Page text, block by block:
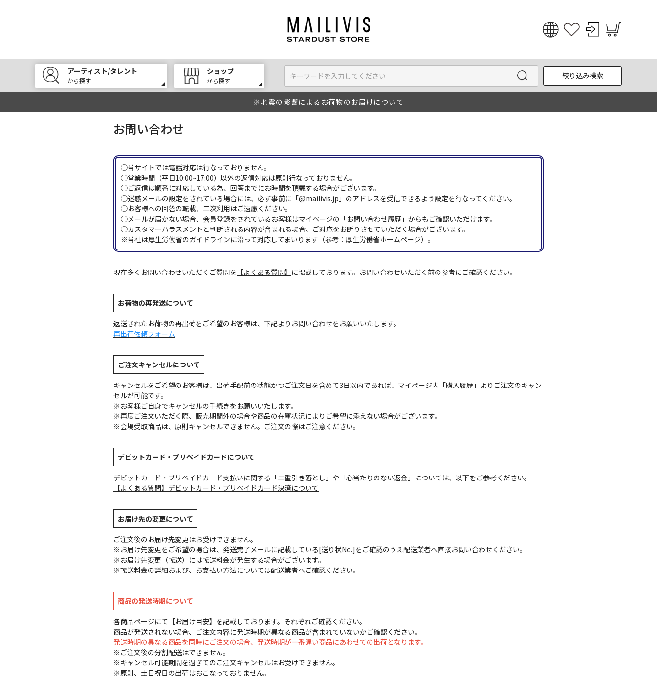
English
한국어
アーティスト/タレント
から探す
ショップ
から探す
絞り込み検索
※地震の影響によるお荷物のお届けについて
お問い合わせ
◯当サイトでは電話対応は行なっておりません。
◯営業時間（平日10:00~17:00）以外の返信対応は原則行なっておりません。
◯ご返信は順番に対応している為、回答までにお時間を頂戴する場合がございます。
◯迷惑メールの設定をされている場合には、必ず事前に「@mailivis.jp」のアドレスを受信できるよう設定を行なってください。
◯お客様への回答の転載、二次利用はご遠慮ください。
◯メールが届かない場合、会員登録をされているお客様はマイページの「お問い合わせ履歴」からもご確認いただけます。
◯カスタマーハラスメントと判断される内容が含まれる場合、ご対応をお断りさせていただく場合がございます。
※当社は厚生労働省のガイドラインに沿って対応してまいります（参考： 厚生労働省ホームページ）。
現在多くお問い合わせいただくご質問を 【よくある質問】 に掲載しております。お問い合わせいただく前の参考にご確認ください。
お荷物の再発送について
返送されたお荷物の再出荷をご希望のお客様は、下記よりお問い合わせをお願いいたします。
再出荷依頼フォーム
ご注文キャンセルについて
キャンセルをご希望のお客様は、出荷手配前の状態かつご注文日を含めて3日以内であれば、マイページ内「購入履歴」よりご注文のキャン
セルが可能です。
※お客様ご自身でキャンセルの手続きをお願いいたします。
※再度ご注文いただく際、販売期間外の場合や商品の在庫状況によりご希望に添えない場合がございます。
※会場受取商品は、原則キャンセルできません。ご注文の際はご注意ください。
デビットカード・プリペイドカードについて
デビットカード・プリペイドカード支払いに関する「二重引き落とし」や「心当たりのない返金」については、以下をご参考ください。
【よくある質問】デビットカード・プリペイドカード決済について
お届け先の変更について
ご注文後のお届け先変更はお受けできません。
※お届け先変更をご希望の場合は、発送完了メールに記載している[送り状No.]をご確認のうえ配送業者へ直接お問い合わせください。
※お届け先変更（転送）には転送料金が発生する場合がございます。
※転送料金の詳細および、お支払い方法については配送業者へご確認ください。
商品の発送時期について
各商品ページにて【お届け目安】を記載しております。それぞれご確認ください。
商品が発送されない場合、ご注文内容に発送時期が異なる商品が含まれていないかご確認ください。
発送時期の異なる商品を同時にご注文の場合、発送時期が一番遅い商品にあわせての出荷となります。
※ご注文後の分割配送はできません。
※キャンセル可能期間を過ぎてのご注文キャンセルはお受けできません。
※原則、土日祝日の出荷はおこなっておりません。